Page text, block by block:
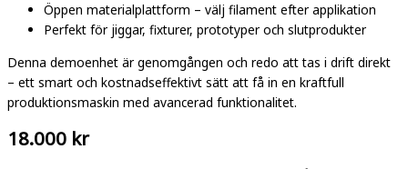
Öppen materialplattform – välj filament efter applikation
Perfekt för jiggar, fixturer, prototyper och slutprodukter
Denna demoenhet är genomgången och redo att tas i drift direkt
– ett smart och kostnadseffektivt sätt att få in en kraftfull
produktionsmaskin med avancerad funktionalitet.
18.000 kr